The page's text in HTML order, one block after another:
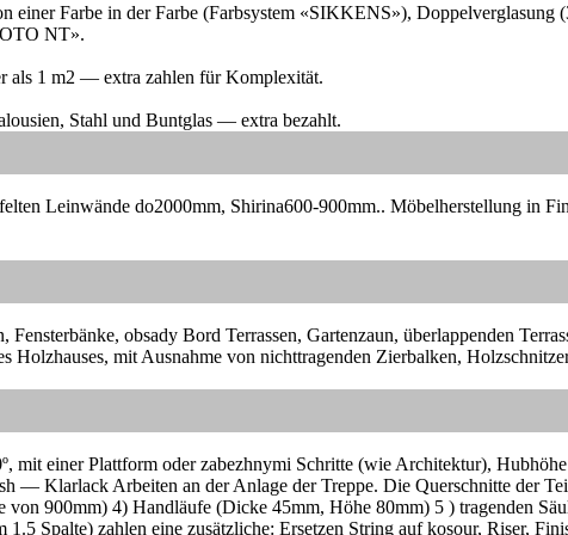
Farbe in der Farbe (Farbsystem «SIKKENS»),
NT».
als 1 m2 — extra zahlen für Komplexität.
Stahl und Buntglas — extra bezahlt.
Leinwände do2000mm, Shirina600-900mm.. Möbelherstellung in
obsady Bord Terrassen, Gartenzaun, überlappenden
Holzhauses, mit Ausnahme von nichttragenden Zierbalken,
mit einer Plattform oder zabezhnymi Schritte (wie Architektur),
— Klarlack Arbeiten an der Anlage der Treppe. Die Querschnitte der
900mm) 4) Handläufe (Dicke 45mm, Höhe 80mm) 5 ) tragenden
Spalte) zahlen eine zusätzliche: Ersetzen String auf kosour, Riser,